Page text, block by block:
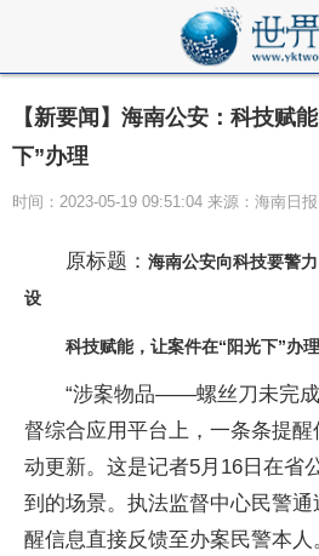
【新要闻】海南公安：科技赋
下”办理
时间：2023-05-19 09:51:04 来源：海南日报
原标题： 海南公安向科技要警
设
科技赋能，让案件在“阳光下”办理
“涉案物品——螺丝刀未完
督综合应用平台上，一条条提
动更新。这是记者5月16日在省
到的场景。执法监督中心民警
醒信息直接反馈至办案民警本人